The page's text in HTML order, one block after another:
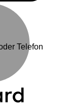
Telefon